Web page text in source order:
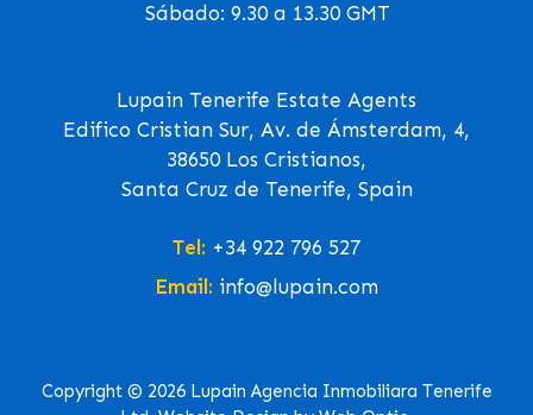
Sábado: 9.30 a 13.30 GMT
Lupain Tenerife Estate Agents
Edifico Cristian Sur, Av. de Ámsterdam, 4,
38650 Los Cristianos,
Santa Cruz de Tenerife, Spain
Tel: +34 922 796 527
Email: info@lupain.com
Copyright © 2026 Lupain Agencia Inmobiliara Tenerife